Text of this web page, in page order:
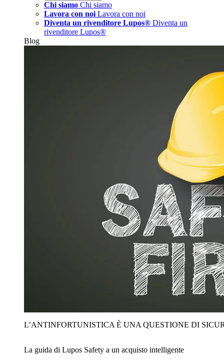
Chi siamo Chi siamo
Lavora con noi Lavora con noi
Diventa un rivenditore Lupos® Diventa un
rivenditore Lupos®
Blog
L’ANTINFORTUNISTICA È UNA QUESTIONE DI
La guida di Lupos Safety a un acquisto intelligente